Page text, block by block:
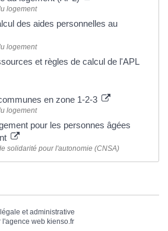
logement
des aides personnelles au
logement
et règles de calcul de l'APL
en zone 1-2-3
logement
pour les personnes âgées
solidarité pour l'autonomie (CNSA)
et administrative
l'agence web kienso.fr